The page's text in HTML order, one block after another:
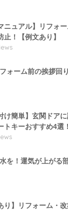
ニュアル】リフォ
止！【例文あり】
ォーム前の挨拶回
け簡単】玄関ドア
トキーおすすめ4選！
を！運気が上がる
り】リフォーム・